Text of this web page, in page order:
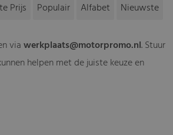
Prijs Populair Alfabet Nieuwste
viawerkplaats@motorpromo.nl. Stuur
helpen met de juiste keuze en